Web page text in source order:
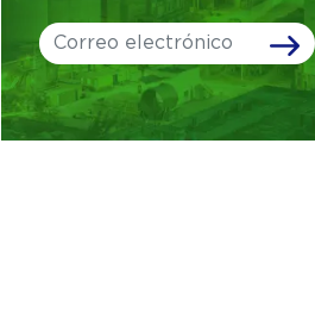
Leave
this
field
blank